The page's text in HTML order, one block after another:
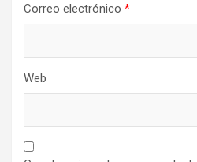
Correo electrónico *
Web